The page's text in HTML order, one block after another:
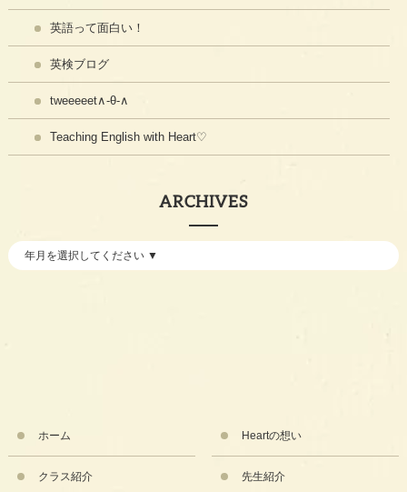
英語って面白い！
英検ブログ
tweeeeet∧-θ-∧
Teaching English with Heart♡
ARCHIVES
ホーム Heartの想い
クラス紹介 先生紹介